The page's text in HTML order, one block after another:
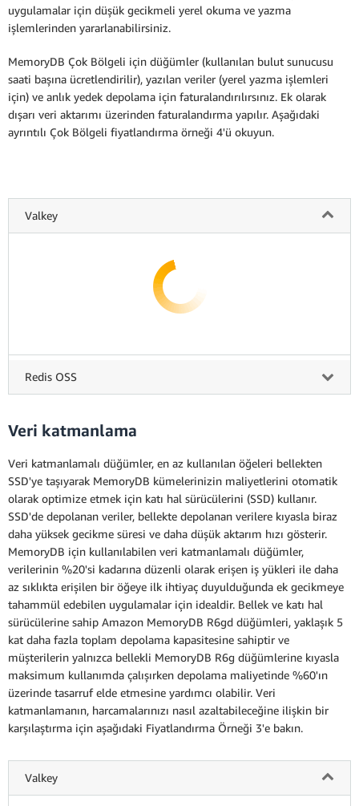
uygulamalar için düşük gecikmeli yerel okuma ve yazma
işlemlerinden yararlanabilirsiniz.
MemoryDB Çok Bölgeli için düğümler (kullanılan bulut sunucusu
saati başına ücretlendirilir), yazılan veriler (yerel yazma işlemleri
için) ve anlık yedek depolama için faturalandırılırsınız. Ek olarak
dışarı veri aktarımı üzerinden faturalandırma yapılır. Aşağıdaki
ayrıntılı Çok Bölgeli fiyatlandırma örneği 4'ü okuyun.
Valkey
Redis OSS
Veri katmanlama
Veri katmanlamalı düğümler, en az kullanılan öğeleri bellekten
SSD'ye taşıyarak MemoryDB kümelerinizin maliyetlerini otomatik
olarak optimize etmek için katı hal sürücülerini (SSD) kullanır.
SSD'de depolanan veriler, bellekte depolanan verilere kıyasla biraz
daha yüksek gecikme süresi ve daha düşük aktarım hızı gösterir.
MemoryDB için kullanılabilen veri katmanlamalı düğümler,
verilerinin %20'si kadarına düzenli olarak erişen iş yükleri ile daha
az sıklıkta erişilen bir öğeye ilk ihtiyaç duyulduğunda ek gecikmeye
tahammül edebilen uygulamalar için idealdir. Bellek ve katı hal
sürücülerine sahip Amazon MemoryDB R6gd düğümleri, yaklaşık 5
kat daha fazla toplam depolama kapasitesine sahiptir ve
müşterilerin yalnızca bellekli MemoryDB R6g düğümlerine kıyasla
maksimum kullanımda çalışırken depolama maliyetinde %60'ın
üzerinde tasarruf elde etmesine yardımcı olabilir. Veri
katmanlamanın, harcamalarınızı nasıl azaltabileceğine ilişkin bir
karşılaştırma için aşağıdaki Fiyatlandırma Örneği 3'e bakın.
Valkey